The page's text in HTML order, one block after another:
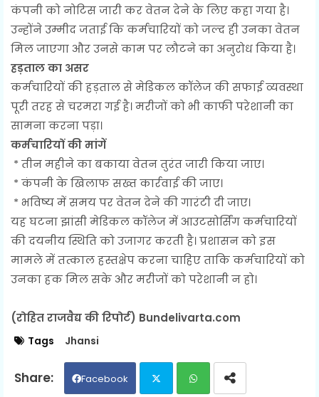
कंपनी को नोटिस जारी कर वेतन देने के लिए कहा गया है।
उन्होंने उम्मीद जताई कि कर्मचारियों को जल्द ही उनका वेतन
मिल जाएगा और उनसे काम पर लौटने का अनुरोध किया है।
हड़ताल का असर
कर्मचारियों की हड़ताल से मेडिकल कॉलेज की सफाई व्यवस्था
पूरी तरह से चरमरा गई है। मरीजों को भी काफी परेशानी का
सामना करना पड़ा।
कर्मचारियों की मांगें
* तीन महीने का बकाया वेतन तुरंत जारी किया जाए।
* कंपनी के खिलाफ सख्त कार्रवाई की जाए।
* भविष्य में समय पर वेतन देने की गारंटी दी जाए।
यह घटना झांसी मेडिकल कॉलेज में आउटसोर्सिंग कर्मचारियों
की दयनीय स्थिति को उजागर करती है। प्रशासन को इस
मामले में तत्काल हस्तक्षेप करना चाहिए ताकि कर्मचारियों को
उनका हक मिल सके और मरीजों को परेशानी न हो।
(रोहित राजवैद्य की रिपोर्ट) Bundelivarta.com
Tags Jhansi
Facebook